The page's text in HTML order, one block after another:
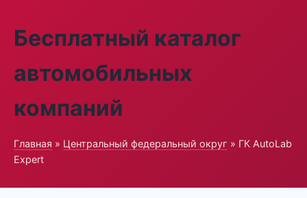
Бесплатный каталог
автомобильных
компаний
Главная » Центральный федеральный округ » ГК AutoLab
Expert